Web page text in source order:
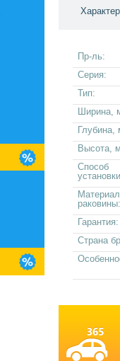
Пр-ль:
Серия:
Тип:
Ширина,
Глубина,
Высота,
Способ
Материал
раковины:
Гарантия:
Страна